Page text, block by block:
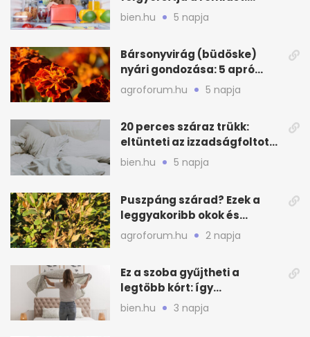
zónákra figyelj
bien.hu 5 napja
Bársonyvirág (büdöske)
nyári gondozása: 5 apró
lépés a dús virágzásért
agroforum.hu 5 napja
20 perces száraz trükk:
eltünteti az izzadságfoltot
és a szagot a matracról
bien.hu 5 napja
Puszpáng szárad? Ezek a
leggyakoribb okok és
teendők
agroforum.hu 2 napja
Ez a szoba gyűjtheti a
legtöbb kórt: így
mélytisztítsd otthon
bien.hu 3 napja